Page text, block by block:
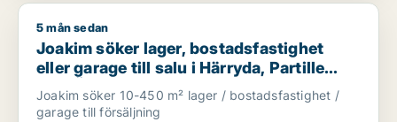
Joakim söker lager, bostadsfastighet eller garage till salu i
5 mån sedan
Joakim söker lager, bostadsfastighet
eller garage till salu i Härryda, Partille
eller Öckerö m.fl.
Joakim söker 10-450 m² lager / bostadsfastighet /
garage till försäljning